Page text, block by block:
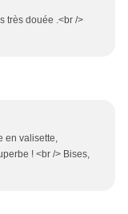
très douée .<br />
en valisette,
! <br /> Bises,